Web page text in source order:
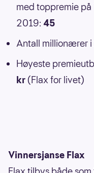
med toppremie på
2019: 45
Antall millionærer
Høyeste
kr (Flax for livet)
Vinnersjanse Flax